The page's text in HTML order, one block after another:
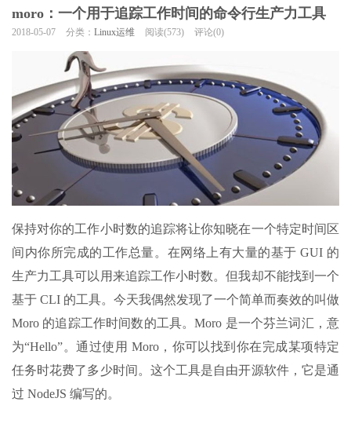
moro：一个用于追踪工作时间的命令行生产力工具
2018-05-07 分类： Linux运维 阅读(573) 评论(0)
保持对你的工作小时数的追踪将让你知晓在一个特定时间区
间内你所完成的工作总量。在网络上有大量的基于 GUI 的
生产力工具可以用来追踪工作小时数。但我却不能找到一个
基于 CLI 的工具。今天我偶然发现了一个简单而奏效的叫做
Moro 的追踪工作时间数的工具。Moro 是一个芬兰词汇，意
为“Hello”。通过使用 Moro，你可以找到你在完成某项特定
任务时花费了多少时间。这个工具是自由开源软件，它是通
过 NodeJS 编写的。